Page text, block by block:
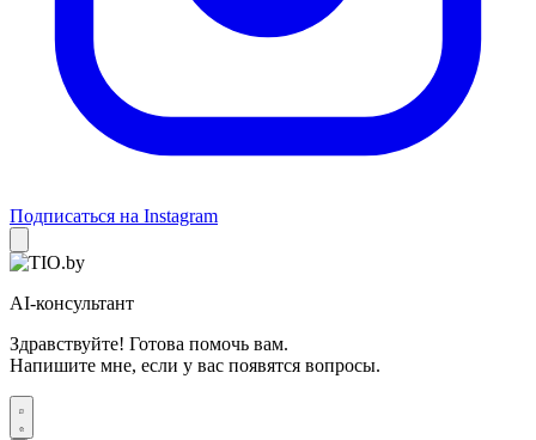
Подписаться на Instagram
AI-консультант
Здравствуйте! Готова помочь вам.
Напишите мне, если у вас появятся вопросы.